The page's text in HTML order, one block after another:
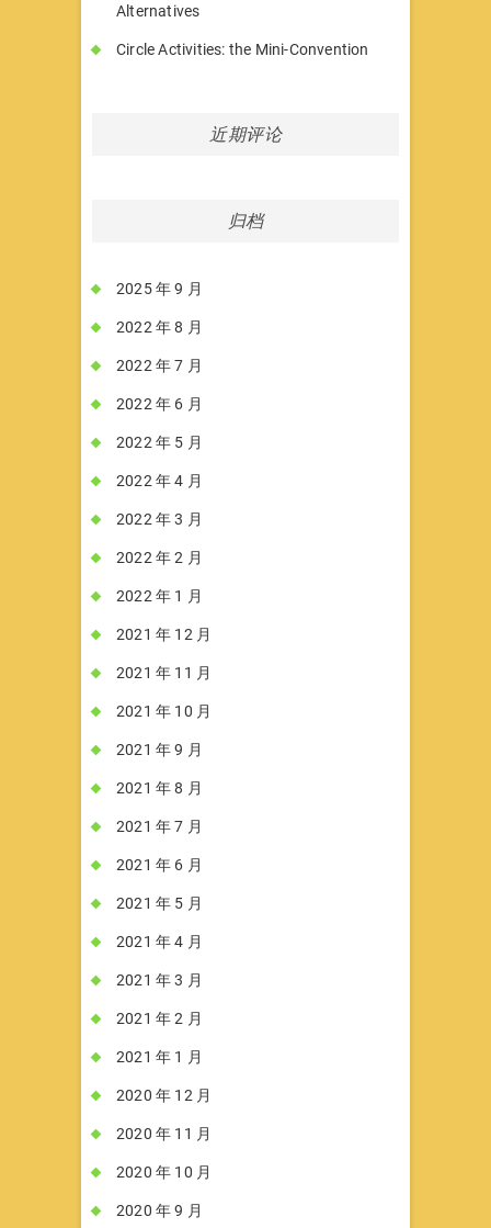
Alternatives
Circle Activities: the Mini-Convention
近期评论
归档
2025 年 9 月
2022 年 8 月
2022 年 7 月
2022 年 6 月
2022 年 5 月
2022 年 4 月
2022 年 3 月
2022 年 2 月
2022 年 1 月
2021 年 12 月
2021 年 11 月
2021 年 10 月
2021 年 9 月
2021 年 8 月
2021 年 7 月
2021 年 6 月
2021 年 5 月
2021 年 4 月
2021 年 3 月
2021 年 2 月
2021 年 1 月
2020 年 12 月
2020 年 11 月
2020 年 10 月
2020 年 9 月